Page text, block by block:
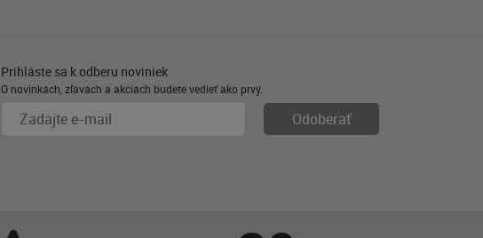
Prihláste sa k odberu noviniek
O novinkách, zľavách a akciách budete vedieť ako prvý.